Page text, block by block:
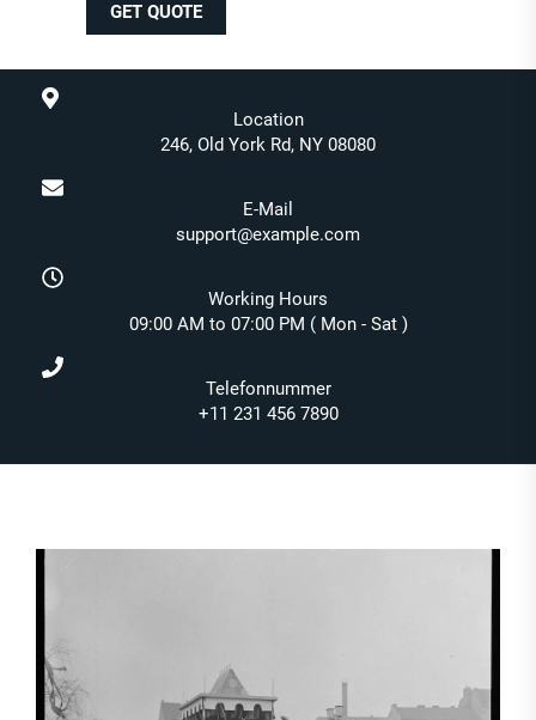
GET QUOTE
Location
246, Old York Rd, NY 08080
E-Mail
support@example.com
Working Hours
09:00 AM to 07:00 PM ( Mon - Sat )
Telefonnummer
+11 231 456 7890